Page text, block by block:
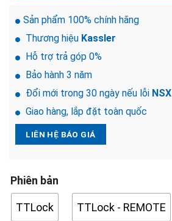
Sản phẩm 100% chính hãng
Thương hiệu Kassler
Hỗ trợ trả góp 0%
Bảo hành 3 năm
Đổi mới trong 30 ngày nếu lỗi NSX
Giao hàng, lắp đặt toàn quốc
LIÊN HỆ BÁO GIÁ
Phiên bản
TTLock TTLock - REMOTE